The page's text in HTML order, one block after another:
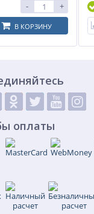
- +
В КОРЗИНУ
оплаты